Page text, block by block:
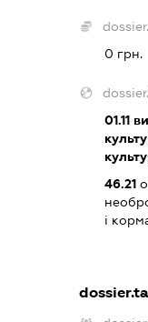
0 грн.
01.11
46.21
і